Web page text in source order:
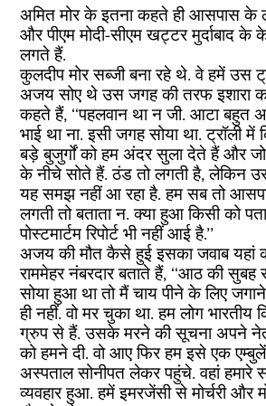
अमित मोर के इतना कहते ही आसपास के
और पीएम मोदी-सीएम खट्टर मुर्दाबाद के
लगते हैं.
कुलदीप मोर सब्जी बना रहे थे. वे हमें उस
अजय सोए थे उस जगह की तरफ इशारा
कहते हैं, ‘‘पहलवान था न जी. आटा बहुत
भाई था ना. इसी जगह सोया था. ट्रॉली में
बड़े बुजुर्गों को हम अंदर सुला देते हैं और जो
के नीचे सोते हैं. ठंड तो लगती है, लेकिन
यह समझ नहीं आ रहा है. हम सब तो
लगती तो बताता न. क्या हुआ किसी को
पोस्टमार्टम रिपोर्ट भी नहीं आई है.’’
अजय की मौत कैसे हुई इसका जवाब यहां
राममेहर नंबरदार बताते हैं, ‘‘आठ की
सोया हुआ था तो मैं चाय पीने के लिए
ही नहीं. वो मर चुका था. हम लोग
ग्रुप से हैं. उसके मरने की सूचना अपने
को हमने दी. वो आए फिर हम इसे एक
अस्पताल सोनीपत लेकर पहुंचे. वहां हमारे
व्यवहार हुआ. हमें इमरजेंसी से मोर्चरी और